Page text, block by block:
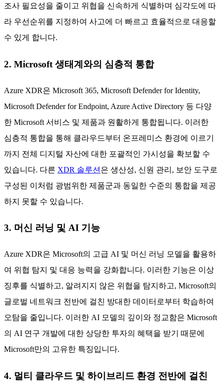
조사 필요성을 줄이고 위협을 신속하게 식별하며 심각도에 따
라 우선순위를 지정하여 사고에 더 빠르고 효율적으로 대응할
수 있게 합니다.
2. Microsoft 생태계와의 심층적 통합
Azure XDR은 Microsoft 365, Microsoft Defender for Identity,
Microsoft Defender for Endpoint, Azure Active Directory 등 다양
한 Microsoft 서비스 및 제품과 원활하게 통합됩니다. 이러한
심층적 통합을 통해 클라우드부터 온프레미스 환경에 이르기
까지 전체 디지털 자산에 대한 포괄적인 가시성을 확보할 수
있습니다. 다른 XDR 솔루션 은 생산성, 신원 관리, 보안 도구로
구성된 이처럼 광범위한 제품군과 동일한 수준의 통합을 제공
하지 못할 수 있습니다.
3. 머신 러닝 및 AI 기능
Azure XDR은 Microsoft의 고급 AI 및 머신 러닝 모델을 활용하
여 위협 탐지 및 대응 능력을 강화합니다. 이러한 기능은 이상
징후를 식별하고, 알려지지 않은 위협을 탐지하고, Microsoft의
글로벌 네트워크 전반에 걸친 방대한 데이터로부터 학습하여
오탐을 줄입니다. 이러한 AI 모델의 깊이와 정교함은 Microsoft
의 AI 연구 개발에 대한 상당한 투자의 혜택을 받기 때문에
Microsoft만의 고유한 특징입니다.
4. 멀티 클라우드 및 하이브리드 환경 전반에 걸친